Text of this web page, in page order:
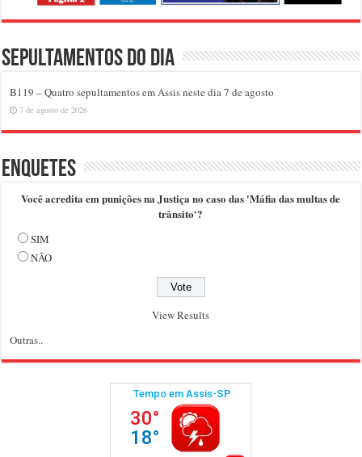
Sepultamentos do dia
B119 – Quatro sepultamentos em Assis neste dia 7 de agosto
7 de agosto de 2026
Enquetes
Você acredita em punições na Justiça no caso das 'Máfia das multas de
trânsito'?
SIM
NÃO
View Results
Outras..